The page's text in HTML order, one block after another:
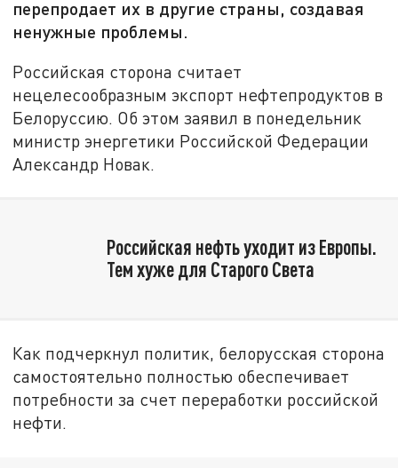
перепродает их в другие страны, создавая
ненужные проблемы.
Российская сторона считает
нецелесообразным экспорт нефтепродуктов в
Белоруссию. Об этом заявил в понедельник
министр энергетики Российской Федерации
Александр Новак.
Российская нефть уходит из Европы.
Тем хуже для Старого Света
Как подчеркнул политик, белорусская сторона
самостоятельно полностью обеспечивает
потребности за счет переработки российской
нефти.